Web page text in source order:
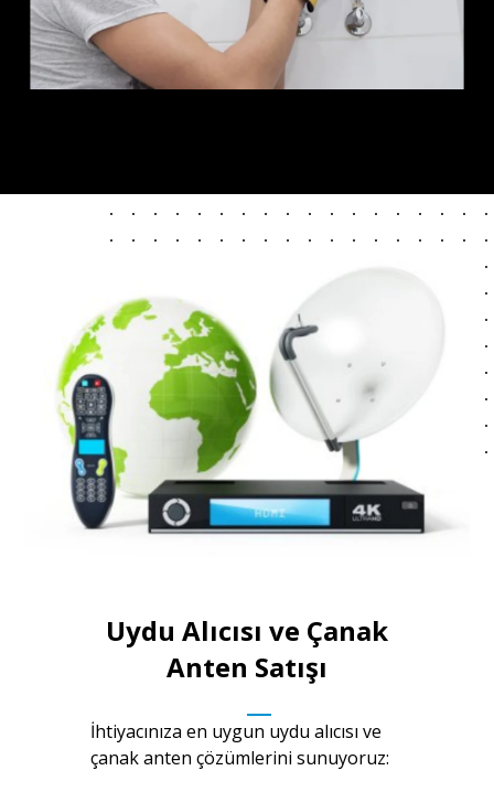
Uydu Alıcısı ve Çanak
Anten Satışı
İhtiyacınıza en uygun uydu alıcısı ve
çanak anten çözümlerini sunuyoruz: